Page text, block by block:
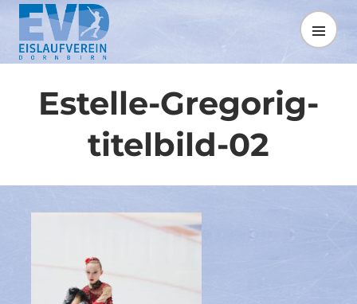
Springe
zum
Inhalt
MENÜ
Estelle-Gregorig-
titelbild-02